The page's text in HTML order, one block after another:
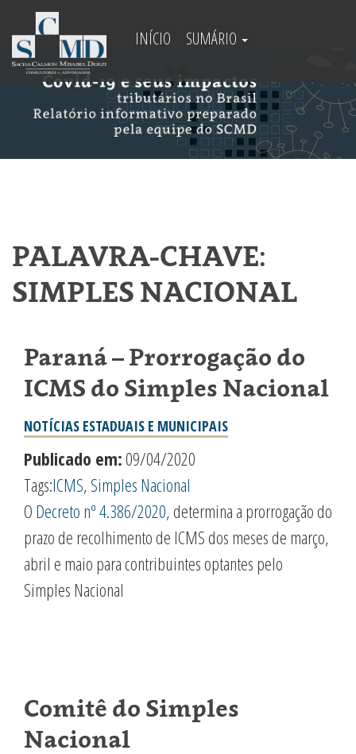
INÍCIO SUMÁRIO
PALAVRA-CHAVE:
SIMPLES NACIONAL
Paraná – Prorrogação do
ICMS do Simples Nacional
NOTÍCIAS ESTADUAIS E MUNICIPAIS
Publicado em:09/04/2020
Tags:ICMS, Simples Nacional
O Decreto nº 4.386/2020, determina a prorrogação do
prazo de recolhimento de ICMS dos meses de março,
abril e maio para contribuintes optantes pelo
Simples Nacional
Comitê do Simples
Nacional